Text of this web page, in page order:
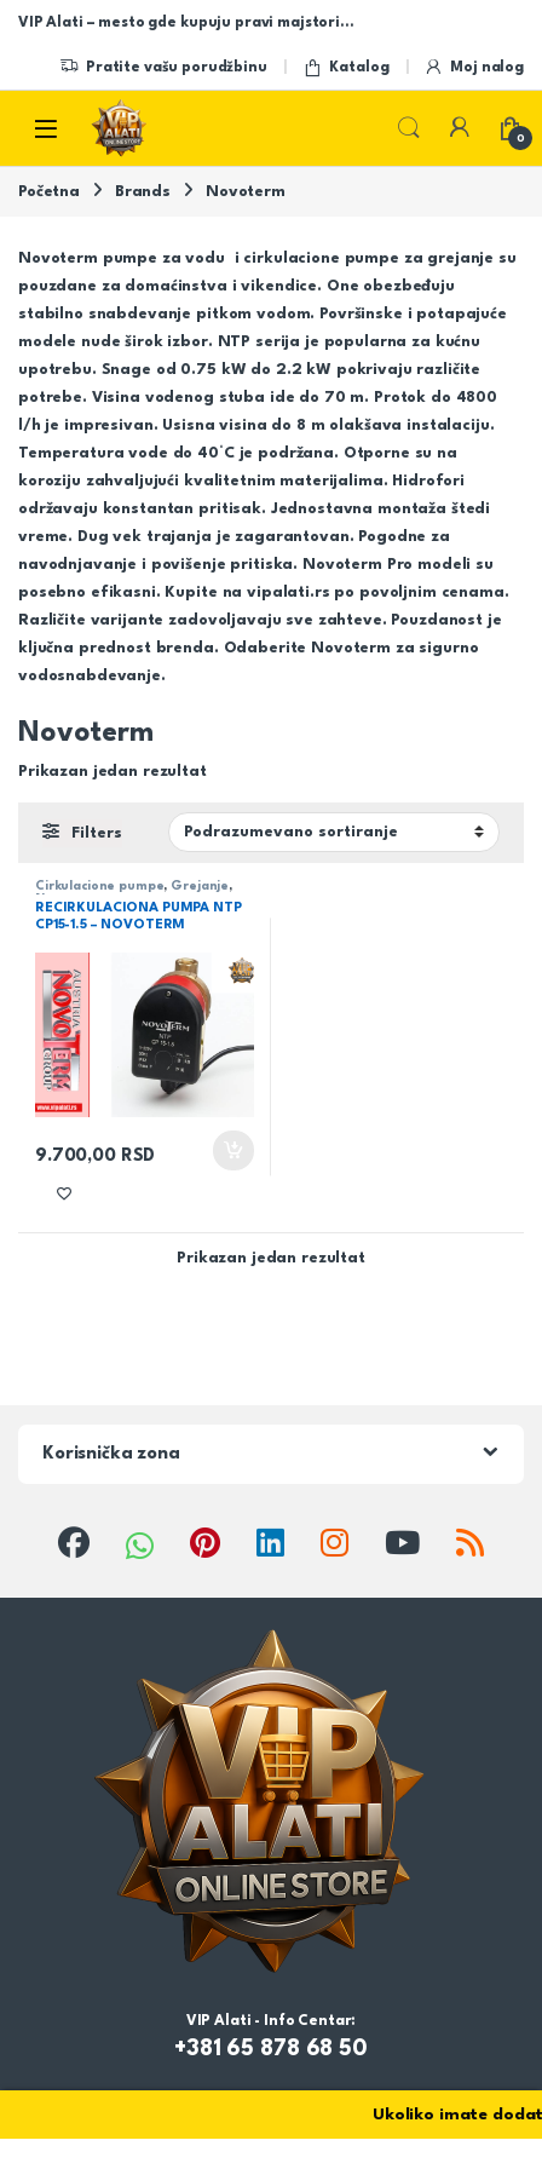
Skip to navigation
Skip to content
VIP Alati – mesto gde kupuju pravi majstori…
Pratite vašu porudžbinu Katalog Moj nalog
Open
0
Početna Brands Novoterm
Novoterm pumpe za vodu i cirkulacione pumpe za grejanje su
pouzdane za domaćinstva i vikendice. One obezbeđuju
stabilno snabdevanje pitkom vodom. Površinske i potapajuće
modele nude širok izbor. NTP serija je popularna za kućnu
upotrebu. Snage od 0.75 kW do 2.2 kW pokrivaju različite
potrebe. Visina vodenog stuba ide do 70 m. Protok do 4800
l/h je impresivan. Usisna visina do 8 m olakšava instalaciju.
Temperatura vode do 40°C je podržana. Otporne su na
koroziju zahvaljujući kvalitetnim materijalima. Hidrofori
održavaju konstantan pritisak. Jednostavna montaža štedi
vreme. Dug vek trajanja je zagarantovan. Pogodne za
navodnjavanje i povišenje pritiska. Novoterm Pro modeli su
posebno efikasni. Kupite na vipalati.rs po povoljnim cenama.
Različite varijante zadovoljavaju sve zahteve. Pouzdanost je
ključna prednost brenda. Odaberite Novoterm za sigurno
vodosnabdevanje.
Novoterm
Prikazan jedan rezultat
Filters
Cirkulacione pumpe, Grejanje ,
Novoterm
RECIRKULACIONA PUMPA NTP
CP15-1.5 – NOVOTERM
9.700,00 RSD
Prikazan jedan rezultat
Korisnička zona
VIP Alati - Info Centar:
+381 65 878 68 50
Ukoliko imate